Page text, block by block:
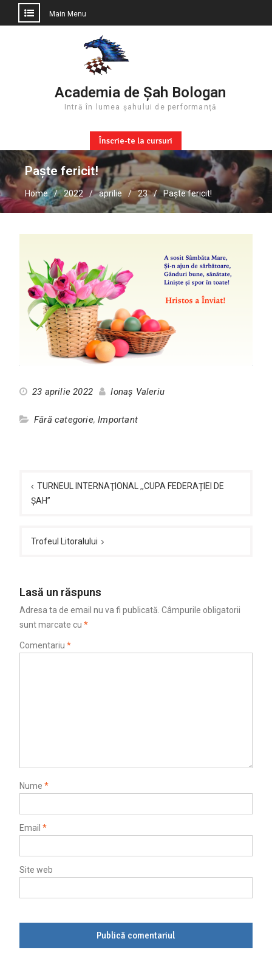
Main Menu
Academia de Șah Bologan
Intră în lumea șahului de performanță
Înscrie-te la cursuri
Paște fericit!
Home 2022 aprilie 23 Paște fericit!
23 aprilie 2022 Ionaș Valeriu
Fără categorie,Important
articole
TURNEUL INTERNAŢIONAL ,,CUPA FEDERAȚIEI DE
ŞAH”
Trofeul Litoralului
Lasă un răspuns
Adresa ta de email nu va fi publicată. Câmpurile obligatorii
sunt marcate cu *
Comentariu *
Nume *
Email *
Site web